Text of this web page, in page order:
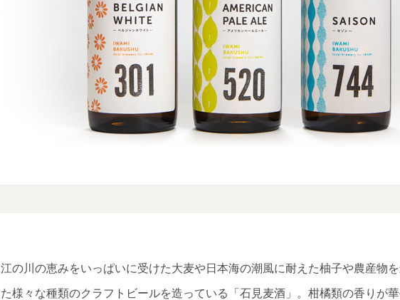
江の川の恵みをいっぱいに受けた大麦や日本海の潮風に耐えた柚子や農産物
た様々な種類のクラフトビールを造っている「石見麦酒」。柑橘類の香りが